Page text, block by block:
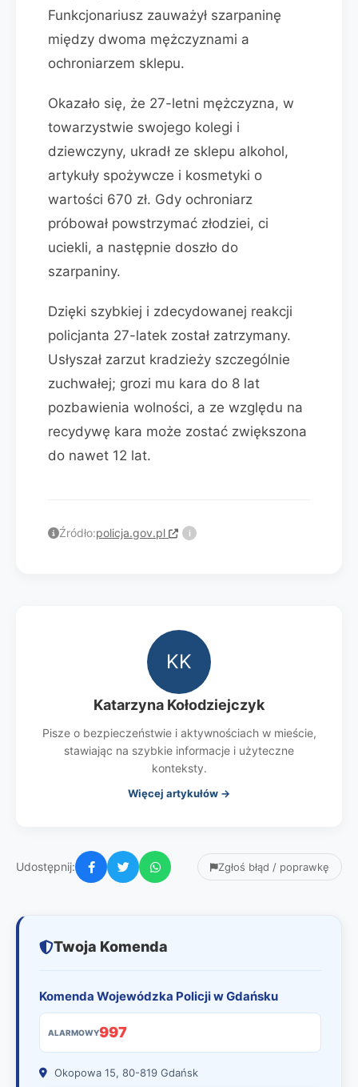
Funkcjonariusz zauważył szarpaninę
między dwoma mężczyznami a
ochroniarzem sklepu.
Okazało się, że 27-letni mężczyzna, w
towarzystwie swojego kolegi i
dziewczyny, ukradł ze sklepu alkohol,
artykuły spożywcze i kosmetyki o
wartości 670 zł. Gdy ochroniarz
próbował powstrzymać złodziei, ci
uciekli, a następnie doszło do
szarpaniny.
Dzięki szybkiej i zdecydowanej reakcji
policjanta 27-latek został zatrzymany.
Usłyszał zarzut kradzieży szczególnie
zuchwałej; grozi mu kara do 8 lat
pozbawienia wolności, a ze względu na
recydywę kara może zostać zwiększona
do nawet 12 lat.
Źródło:policja.gov.pl i
KK
Katarzyna Kołodziejczyk
Pisze o bezpieczeństwie i aktywnościach w mieście,
stawiając na szybkie informacje i użyteczne
konteksty.
Więcej artykułów →
Udostępnij: Zgłoś błąd / poprawkę
Twoja Komenda
Komenda Wojewódzka Policji w Gdańsku
ALARMOWY997
Okopowa 15, 80-819 Gdańsk